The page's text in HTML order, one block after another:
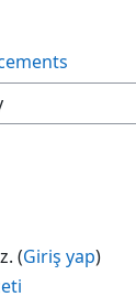
(Giriş yap)